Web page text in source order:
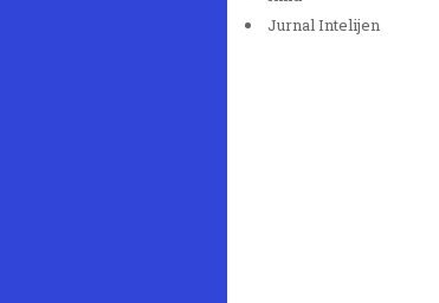
Jurnal Intelijen